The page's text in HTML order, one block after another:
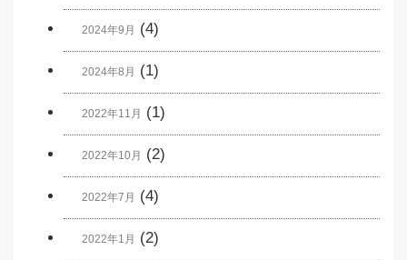
2024年9月 (4)
2024年8月 (1)
2022年11月 (1)
2022年10月 (2)
2022年7月 (4)
2022年1月 (2)